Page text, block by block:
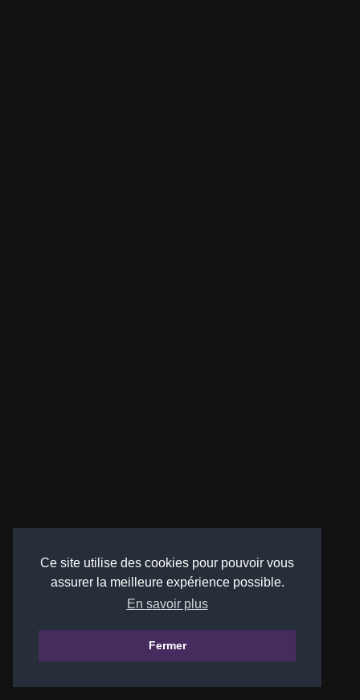
Ce site utilise des cookies pour pouvoir vous
assurer la meilleure expérience possible.
En savoir plus
Fermer